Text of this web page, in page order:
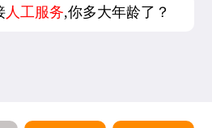
人工服务,你多大年龄了？
5